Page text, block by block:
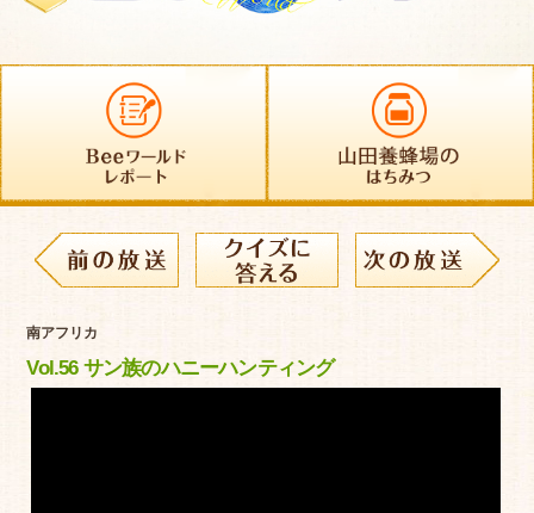
南アフリカ
Vol.56 サン族のハニーハンティング